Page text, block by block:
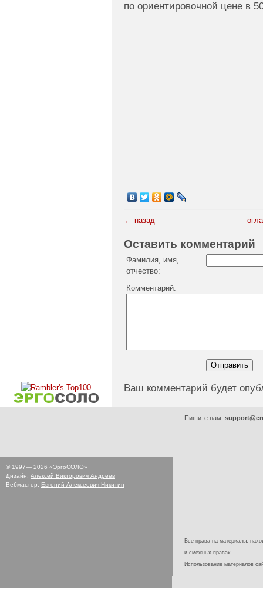
по ориентировочной цене в
← назад
Оставить комментарий
Фамилия, имя,
отчество:
Комментарий:
Ваш комментарий будет
© 1997— 2026 «ЭргоСОЛО»
Дизайн: Алексей Викторович Андреев
Вебмастер: Евгений Алексеевич Никитин
Пишите нам:
Все права на материалы,
и смежных правах.
Использование материалов